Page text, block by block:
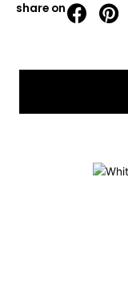
share on